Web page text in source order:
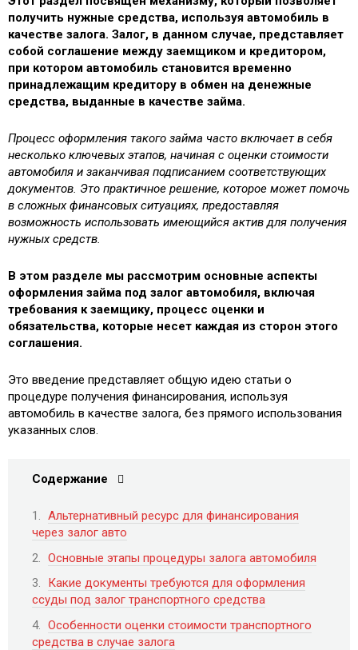
получить нужные средства, используя автомобиль в
качестве залога. Залог, в данном случае, представляет
собой соглашение между заемщиком и кредитором,
при котором автомобиль становится временно
принадлежащим кредитору в обмен на денежные
средства, выданные в качестве займа.
Процесс оформления такого займа часто включает в себя
несколько ключевых этапов, начиная с оценки стоимости
автомобиля и заканчивая подписанием соответствующих
документов. Это практичное решение, которое может помочь
в сложных финансовых ситуациях, предоставляя
возможность использовать имеющийся актив для получения
нужных средств.
В этом разделе мы рассмотрим основные аспекты
оформления займа под залог автомобиля, включая
требования к заемщику, процесс оценки и
обязательства, которые несет каждая из сторон этого
соглашения.
Это введение представляет общую идею статьи о
процедуре получения финансирования, используя
автомобиль в качестве залога, без прямого использования
указанных слов.
Содержание
Альтернативный ресурс для финансирования
через залог авто
Основные этапы процедуры залога автомобиля
Какие документы требуются для оформления
ссуды под залог транспортного средства
Особенности оценки стоимости транспортного
средства в случае залога